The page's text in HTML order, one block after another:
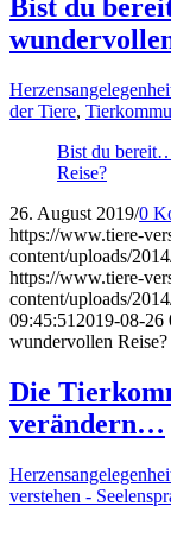
Bist du
der Tiere,
Bist du
Reise?
26. August 2019/0
https://www.tiere-
content/uploads/
https://www.tiere-
content/uploads/
09:45:51 2019-08-26
wundervollen Reise?
Die
verändern…
verstehen -